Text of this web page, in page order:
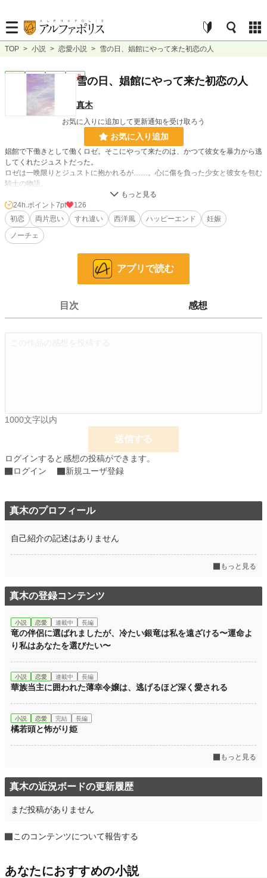
TOP > 小説 > 恋愛小説 > 雪の日、娼館にやって来た初恋の人
完結 長編 R18雪の日、娼館にやって来た初恋の人
真木
お気に入りに追加して更新通知を受け取ろう
お気に入り追加
娼館で下働きとして働くロゼ。そこにやって来たのは、かつて彼女を暴力から逃
してくれたジュストだった。
ロゼは一晩限りとジュストに抱かれるが……。心に傷を負った少女と彼女を包む
騎士の物語。
小説 37,056 位 / 228,607 件
恋愛
初回公開日時 2023.01.14 17:42
年間ポイント 1,925 pt (68,176 位)
20,002 pt (71,029 位)
24h.ポイント 7pt
126
初恋
両片思い すれ違い 西洋風 ハッピーエンド
妊娠
ノーチェ
アプリで読む
目次 感想
1000文字以内
送信する
ログインすると感想の投稿ができます。
ログイン
新規ユーザ登録
真木のプロフィール
自己紹介の記述はありません
もっと見る
真木の登録コンテンツ
小説 恋愛 連載中 長編
竜の伴侶に選ばれましたが、冷たい銀竜は私を遠ざける〜運命よ
り私はあなたを選びたい〜
小説 恋愛 連載中 長編
華族当主に囲われた薄幸令嬢は、逃げるほど深く愛される
小説 恋愛 完結 長編
橘若頭と怖がり姫
もっと見る
真木の近況ボードの更新履歴
まだ投稿がありません
このコンテンツについて報告する
あなたにおすすめの小説